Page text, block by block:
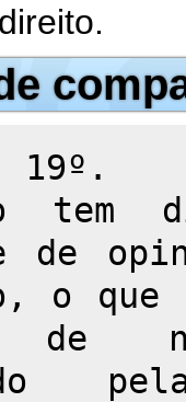
19º.
tem
de
o
de